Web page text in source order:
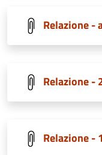
Relazione -
Relazione -
Relazione -